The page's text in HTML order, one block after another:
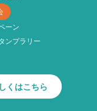
ーン
ンプラリー
くはこちら